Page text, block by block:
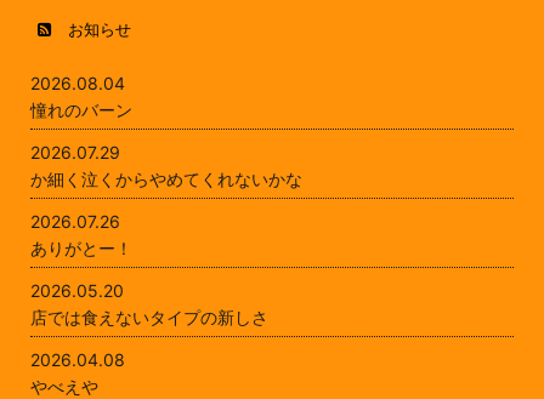
お知らせ
2026.08.04
憧れのバーン
2026.07.29
か細く泣くからやめてくれないかな
2026.07.26
ありがとー！
2026.05.20
店では食えないタイプの新しさ
2026.04.08
やべえや